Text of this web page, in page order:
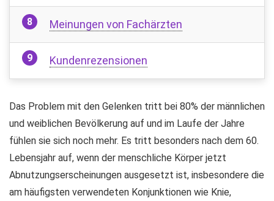
Meinungen von Fachärzten
Kundenrezensionen
Das Problem mit den Gelenken tritt bei 80% der männlichen
und weiblichen Bevölkerung auf und im Laufe der Jahre
fühlen sie sich noch mehr. Es tritt besonders nach dem 60.
Lebensjahr auf, wenn der menschliche Körper jetzt
Abnutzungserscheinungen ausgesetzt ist, insbesondere die
am häufigsten verwendeten Konjunktionen wie Knie,